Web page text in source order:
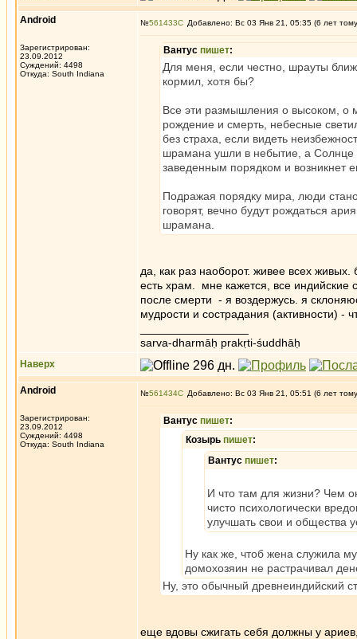
Android
Зарегистрирован:
23.09.2012
Суждений: 4498
Откуда: South Indiana
№561433 Добавлено: Вс 03 Янв 21, 05:35 (6 лет
Вантус пишет:
Для меня, если честно, шрауты
кормил, хотя бы?
Все эти размышления о высоком, о
рождение и смерть, небесные
без страха, если видеть
шрамана ушли в небытие, а Солнце
заведенным порядком и возникнет
Подражая порядку мира, люди
говорят, вечно будут рождаться
шрамана.
да, как раз наоборот. живее всех
есть храм. мне кажется, все индийские
после смерти - я воздержусь. я
мудрости и сострадания (активности) -
sarva-dharmāḥ prakṛti-śuddhāḥ
Наверх
Android
Зарегистрирован:
23.09.2012
Суждений: 4498
Откуда: South Indiana
№561434 Добавлено: Вс 03 Янв 21, 05:51 (6 лет
Вантус пишет:
Козырь пишет:
Вантус пишет:
И что там для жизни? Чем
чисто психологически
улучшать свои и общества
Ну как же, чтоб жена служила
домохозяин не растрачивал
Ну, это обычный древнеиндийский
еще вдовы сжигать себя должны у